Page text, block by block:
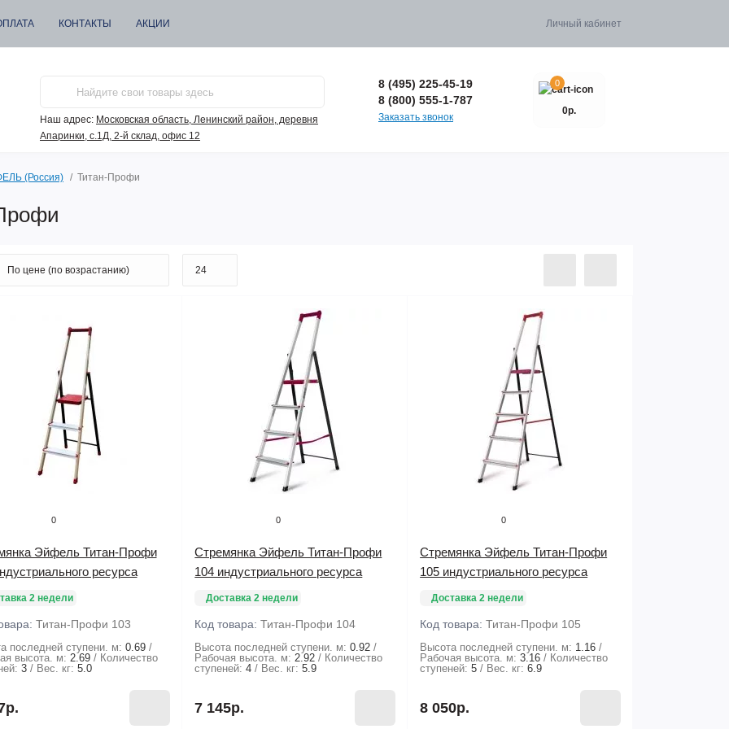
КОНТАКТЫ АКЦИИ Личный кабинет
Наш адрес: Московская область, Ленинский район, деревня
Апаринки, с.1Д, 2-й склад, офис 12
8 (495) 225-45-19
8 (800) 555-1-787
Заказать звонок
0
0р.
(Россия) Титан-Профи
0
Эйфель Титан-Профи
ресурса
2 недели
Титан-Профи 103
последней ступени. м: 0.69
высота. м: 2.69
Количество
3 Вес. кг: 5.0
0
Стремянка Эйфель Титан-Профи
104 индустриального ресурса
Доставка 2 недели
Код товара:Титан-Профи 104
Высота последней ступени. м: 0.92
Рабочая высота. м: 2.92
Количество
ступеней: 4 Вес. кг: 5.9
7 145р.
0
Стремянка Эйфель Титан-Профи
105 индустриального ресурса
Доставка 2 недели
Код товара:Титан-Профи 105
Высота последней ступени. м: 1.16
Рабочая высота. м: 3.16
Количество
ступеней: 5 Вес. кг: 6.9
8 050р.